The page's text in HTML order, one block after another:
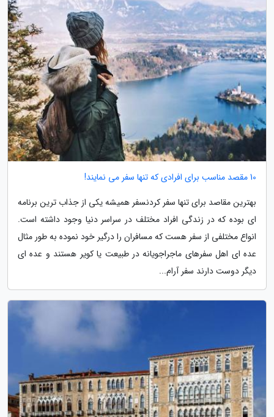
10 مقصد مناسب برای افرادی که تنها سفر می نمایند!
بهترین مقاصد برای تنها سفر کردنسفر همیشه یکی از جذاب ترین برنامه
ای بوده که در زندگی افراد مختلف در سراسر دنیا وجود داشته است.
انواع مختلفی از سفر هست که مسافران را درگیر خود نموده به طور مثال
عده ای اهل سفرهای ماجراجویانه در طبیعت یا کویر هستند و عده ای
دیگر دوست دارند سفر آرام...